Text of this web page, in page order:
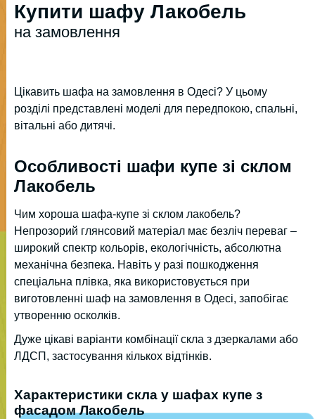
Купити шафу Лакобель
на замовлення
Цікавить шафа на замовлення в Одесі? У цьому
розділі представлені моделі для передпокою, спальні,
вітальні або дитячі.
Особливості шафи купе зі склом
Лакобель
Чим хороша шафа-купе зі склом лакобель?
Непрозорий глянсовий матеріал має безліч переваг –
широкий спектр кольорів, екологічність, абсолютна
механічна безпека. Навіть у разі пошкодження
спеціальна плівка, яка використовується при
виготовленні шаф на замовлення в Одесі, запобігає
утворенню осколків.
Дуже цікаві варіанти комбінації скла з дзеркалами або
ЛДСП, застосування кількох відтінків.
Характеристики скла у шафах купе з
фасадом Лакобель